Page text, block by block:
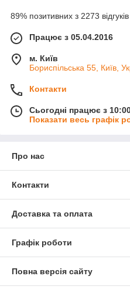
89% позитивних з 2273 відгуків
Працює з 05.04.2016
м. Київ
Бориспільська 55, Київ,
Контакти
Сьогодні працює з
Показати весь графік
Про нас
Контакти
Доставка та оплата
Графік роботи
Повна версія сайту